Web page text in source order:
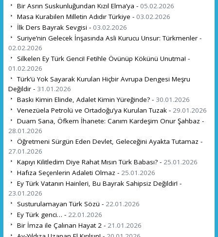
Bir Asrın Suskunluğundan Kızıl Elma’ya - 05.02.2026
Masa Kurabilen Milletin Adıdır Türkiye - 03.02.2026
İlk Ders Bayrak Sevgisi - 03.02.2026
Suriye’nin Gelecek İnşasında Asli Kurucu Unsur: Türkmenler -
02.02.2026
Silkelen Ey Türk Genci! Fetihle Övünüp Kökünü Unutma! -
01.02.2026
Türk’ü Yok Sayarak Kurulan Hiçbir Avrupa Dengesi Meşru
Değildir - 31.01.2026
Baskı Kimin Elinde, Adalet Kimin Yüreğinde? - 30.01.2026
Venezüela Petrolü ve Ortadoğu’ya Kurulan Tuzak - 29.01.2026
Duam Sana, Öfkem İhanete: Canım Kardeşim Onur Şahbaz -
28.01.2026
Öğretmeni Sürgün Eden Devlet, Geleceğini Ayakta Tutamaz -
27.01.2026
Kapıyı Kilitledim Diye Rahat Mısın Türk Babası? - 25.01.2026
Hafıza Seçenlerin Adaleti Olmaz - 25.01.2026
Ey Türk Vatanın Hainleri, Bu Bayrak Sahipsiz Değildir! -
23.01.2026
Susturulamayan Türk Sözü - 22.01.2026
Ey Türk genci… - 22.01.2026
Bir İmza ile Çalınan Hayat 2 - 21.01.2026